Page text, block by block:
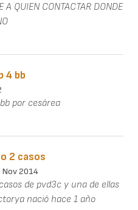
A QUIEN CONTACTAR DONDE
4 bb
por cesárea
2 casos
Nov 2014
de pvd3c y una de ellas
nació hace 1 año